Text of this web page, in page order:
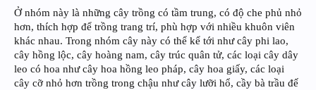
Ở nhóm này là những cây trồng có tầm trung, có độ che phủ nhỏ
hơn, thích hợp để trồng trang trí, phù hợp với nhiều khuôn viên
khác nhau. Trong nhóm cây này có thể kể tới như cây phi lao,
cây hồng lộc, cây hoàng nam, cây trúc quân tử, các loại cây dây
leo có hoa như cây hoa hồng leo pháp, cây hoa giấy, các loại
cây cỡ nhỏ hơn trồng trong chậu như cây lưỡi hổ, cầy bà trầu đế